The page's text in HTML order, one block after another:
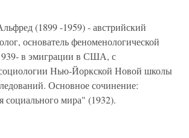
(1899 -1959) - австрийский
основатель феноменологической
в эмиграции в США, с
Нью-Йоркской Новой школы
Основное сочинение:
социального мира" (1932).